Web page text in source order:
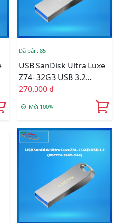
Đã bán: 85
USB SanDisk Ultra Luxe
Z74- 32GB USB 3.2
(SDCZ74-032G-G46)
270.000 đ
Mới 100%